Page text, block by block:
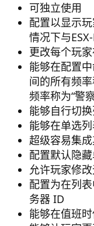
可独立使用
配置以显示
情况下与
更改每个玩
能够在配置
间的所有频
频率称为“警察
能够自行切
能够在单选
超级容易集
配置默认隐
允许玩家修
配置为在列
务器 ID
能够在值班